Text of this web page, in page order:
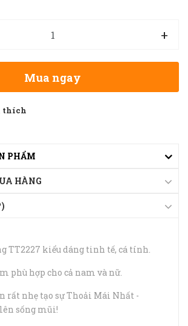
+
Mua ngay
thích
PHẨM
HÀNG
TT2227 kiểu dáng tinh tế, cá tính.
phù hợp cho cả nam và nữ.
rất nhẹ tạo sự Thoải Mái Nhất -
sống mũi!